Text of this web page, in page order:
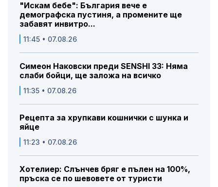
"Искам бебе": България вече е
демографска пустиня, а промените ще
забавят инвитро...
11:45 • 07.08.26
Симеон Наковски преди SENSHI 33: Няма
слаби бойци, ще заложа на всичко
11:35 • 07.08.26
Рецепта за хрупкави кошнички с шунка и
яйце
11:23 • 07.08.26
Хотелиер: Слънчев бряг е пълен на 100%,
пръска се по шевовете от туристи